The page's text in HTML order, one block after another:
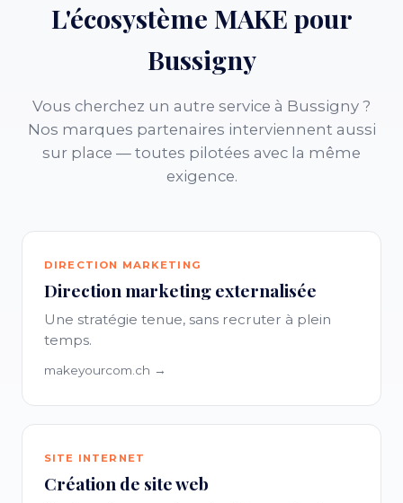
L'écosystème MAKE pour
Bussigny
Vous cherchez un autre service à Bussigny ?
Nos marques partenaires interviennent aussi
sur place — toutes pilotées avec la même
exigence.
DIRECTION MARKETING
Direction marketing externalisée
Une stratégie tenue, sans recruter à plein
temps.
makeyourcom.ch →
SITE INTERNET
Création de site web